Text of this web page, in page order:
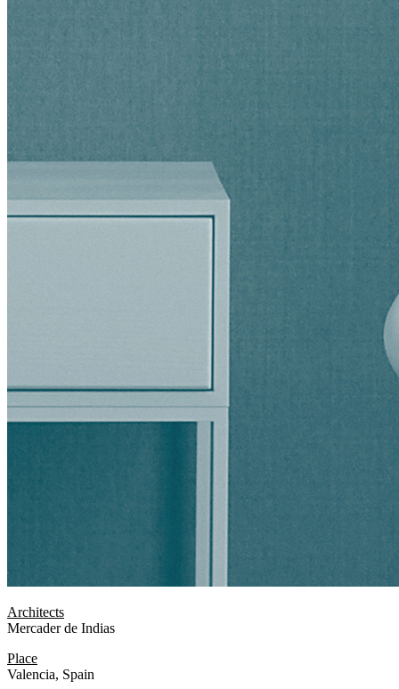
Architects
Mercader de Indias
Place
Valencia, Spain